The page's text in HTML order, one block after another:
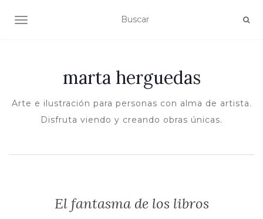
ALTERNAR NAVEGACIÓN
marta herguedas
Arte e ilustración para personas con alma de artista.
Disfruta viendo y creando obras únicas.
El fantasma de los libros